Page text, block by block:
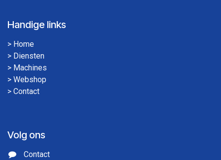
Handige links
> Home
> Diensten
> Machines
> Webshop
> Contact
Volg ons
Contact